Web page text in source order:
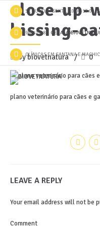
SEGUNDA - SEXTA, 10:00-19:00
966529489
CLÍNICAS EM SANTANA E
close-up-
kissing-
by biovetnatura 0
plano veterinário para cães e
LEAVE A REPLY
Your email address will not be
Comment